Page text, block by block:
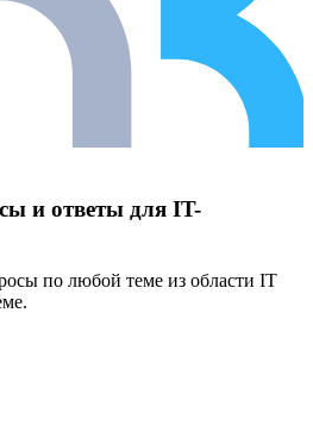
и ответы для IT-
по любой теме из области IT